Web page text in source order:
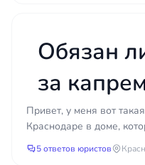
Обязан
за
дом
Привет, у меня вот
Краснодаре в доме,
стоит в списке
действительно...
5 ответов юристов